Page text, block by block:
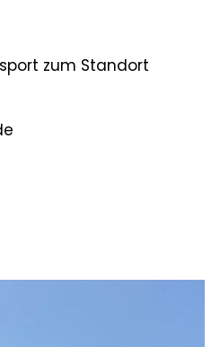
zum Standort